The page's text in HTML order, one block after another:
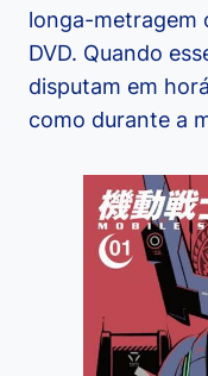
longa-metragem
DVD. Quando
disputam em
como durante a